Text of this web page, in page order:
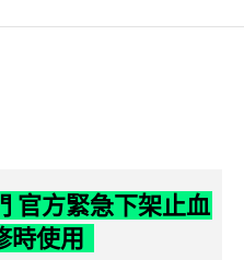
官方緊急下架止血
時使用